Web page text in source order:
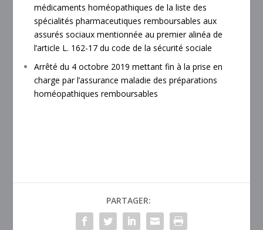
médicaments homéopathiques de la liste des
spécialités pharmaceutiques remboursables aux
assurés sociaux mentionnée au premier alinéa de
l’article L. 162-17 du code de la sécurité sociale
Arrêté du 4 octobre 2019 mettant fin à la prise en
charge par l’assurance maladie des préparations
homéopathiques remboursables
PARTAGER: